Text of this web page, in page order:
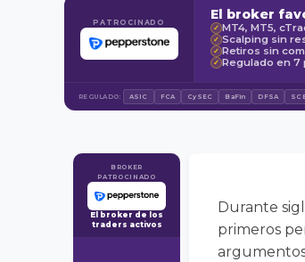
PATROCINADO El broker
✓ MT4, MT5,
✓ Scalping sin
✓ Retiros sin
✓ Regulado en 7
REGULADO: ASIC FCA CySEC BaFin DFSA
BROKER
PATROCINADO
El broker de los
traders activos
Durante
primeros